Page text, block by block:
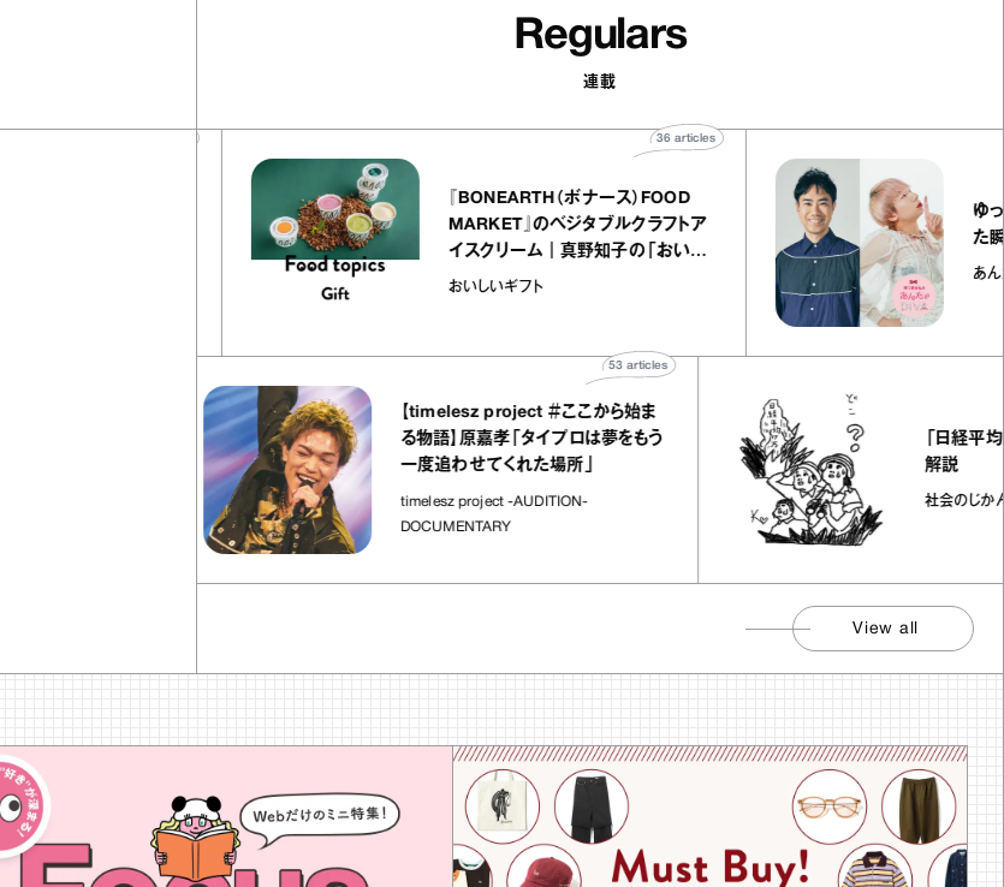
Regulars
連載
40
『BONEARTH（ボナース）FOOD
MARKET』のベジタブルクラフトア
イスクリーム｜真野知子の「おいし
いギフト」
おいしいギフト
36
【timelesz project ＃ここから始ま
る物語】原嘉孝「タイプロは夢をもう
一度追わせてくれた場所」
timelesz project -AUDITION-
DOCUMENTARY
articles
「日経平均7万円
社会のじかん
View all